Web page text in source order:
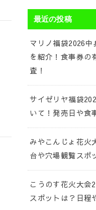
最近の投稿
マリノ福袋2026中
を紹介！食事券の
査！
サイゼリヤ福袋
いて！発売日や食
みやこんじょ花火
台や穴場観覧スポ
こうのす花火大会
スポットは？日程